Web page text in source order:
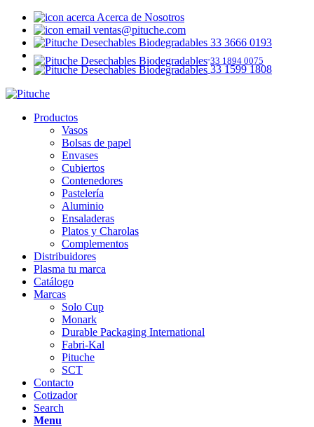
Acerca de Nosotros
ventas@pituche.com
33 3666 0193
33 1894 0075
33 1599 1808
Productos
Vasos
Bolsas de papel
Envases
Cubiertos
Contenedores
Pastelería
Aluminio
Ensaladeras
Platos y Charolas
Complementos
Distribuidores
Plasma tu marca
Catálogo
Marcas
Solo Cup
Monark
Durable Packaging International
Fabri-Kal
Pituche
SCT
Contacto
Cotizador
Search
Menu